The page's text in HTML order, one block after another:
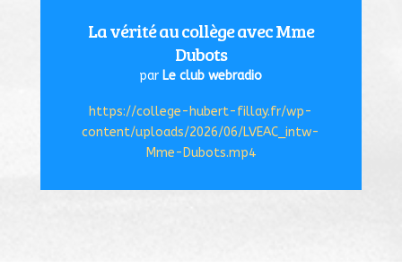
La vérité au collège avec Mme
Dubots
par Le club webradio
https://college-hubert-fillay.fr/wp-
content/uploads/2026/06/LVEAC_intw-
Mme-Dubots.mp4